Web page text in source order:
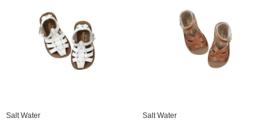
Salt Water
Salt Water